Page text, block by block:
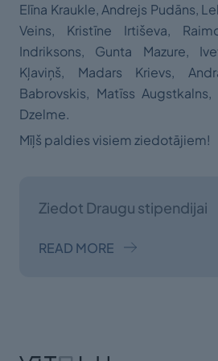
Elīna Kraukle, Andrejs Pudāns,
Veins, Kristīne Irtiševa,
Indriksons, Gunta Mazure,
Kļaviņš, Madars Krievs,
Babrovskis, Matīss
Dzelme.
Mīļš paldies visiem ziedotājiem!
Ziedot Draugu stipendijai
READ MORE